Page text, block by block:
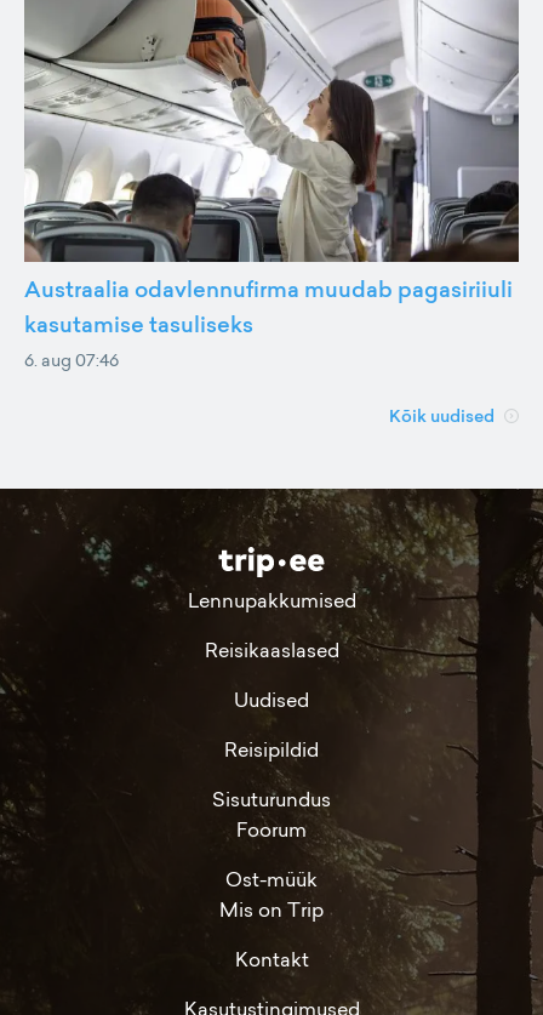
Austraalia odavlennufirma muudab pagasiriiuli
kasutamise tasuliseks
6. aug 07:46
Kõik uudised
Lennupakkumised
Reisikaaslased
Uudised
Reisipildid
Sisuturundus
Foorum
Ost-müük
Mis on Trip
Kontakt
Kasutustingimused